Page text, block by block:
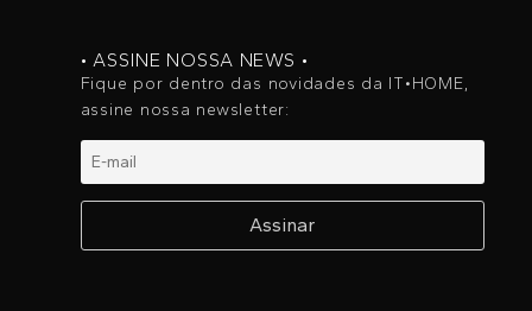
• ASSINE NOSSA NEWS •
Fique por dentro das novidades da IT•HOME,
assine nossa newsletter: